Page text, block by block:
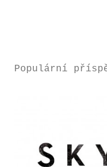
Populární